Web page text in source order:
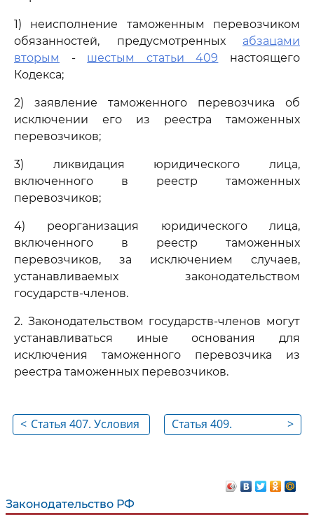
Законодательство РФ
1) неисполнение таможенным перевозчиком
обязанностей, предусмотренных абзацами
вторым
- шестым статьи 409 настоящего
Кодекса;
2) заявление таможенного перевозчика об
исключении его из реестра таможенных
перевозчиков;
3) ликвидация юридического лица,
включенного в реестр таможенных
перевозчиков;
4) реорганизация юридического лица,
включенного в реестр таможенных
перевозчиков, за исключением случаев,
устанавливаемых законодательством
государств-членов.
2. Законодательством государств-членов могут
устанавливаться иные основания для
исключения таможенного перевозчика из
реестра таможенных перевозчиков.
< Статья 407. Условия
>
Статья 409.
перевозчика